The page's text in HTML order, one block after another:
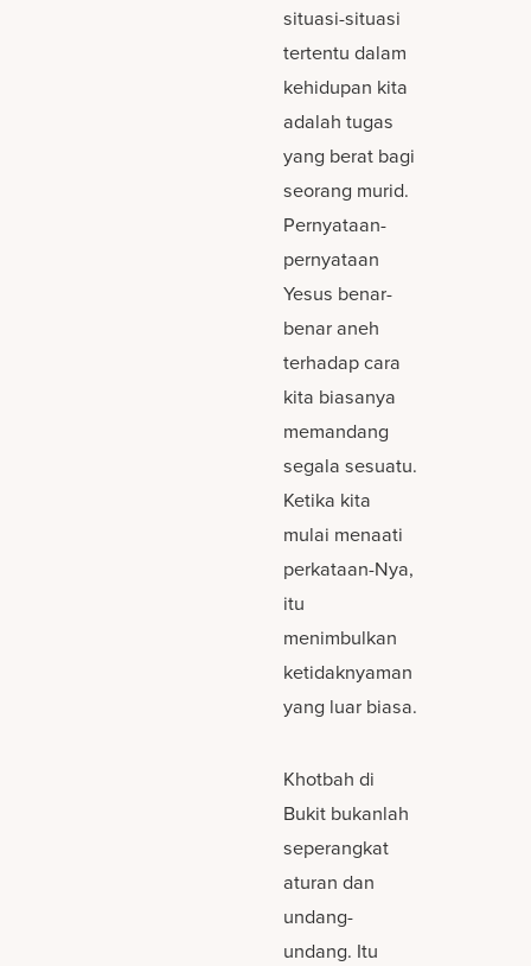
situasi-situasi
tertentu dalam
kehidupan kita
adalah tugas
yang berat bagi
seorang murid.
Pernyataan-
pernyataan
Yesus benar-
benar aneh
terhadap cara
kita biasanya
memandang
segala sesuatu.
Ketika kita
mulai menaati
perkataan-Nya,
itu
menimbulkan
ketidaknyaman
yang luar biasa.
Khotbah di
Bukit bukanlah
seperangkat
aturan dan
undang-
undang. Itu